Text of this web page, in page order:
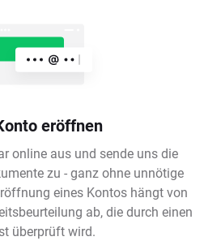
eröffnen
online aus und sende uns die
zu - ganz ohne unnötige
eines Kontos hängt von
ab, die durch einen
überprüft wird.